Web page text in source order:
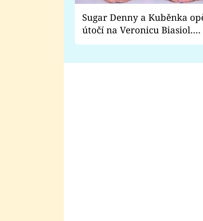
Sugar Denny a Kuběnka
útočí na Veronicu Biasiol.
Proč je podle nich falešná a